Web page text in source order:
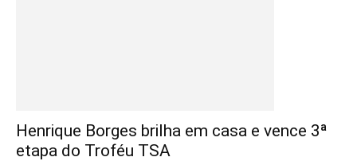
Henrique Borges brilha em casa e vence 3ª
etapa do Troféu TSA